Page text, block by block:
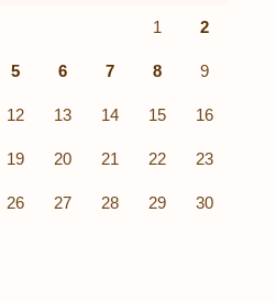
1 2
5 6 7 8 9
12 13 14 15 16
19 20 21 22 23
26 27 28 29 30